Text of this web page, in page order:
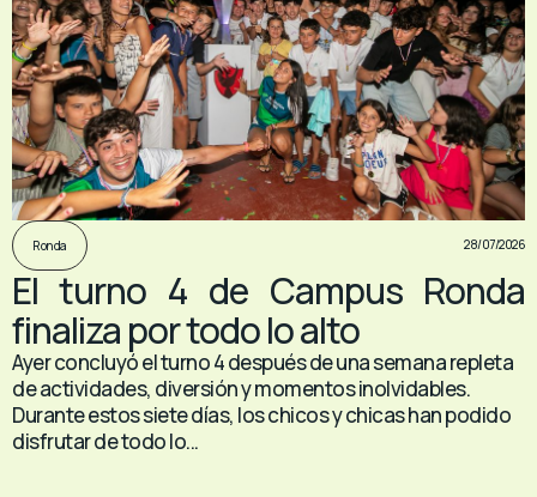
Ronda 28/07/2026
El turno 4 de Campus Ronda
finaliza por todo lo alto
Ayer concluyó el turno 4 después de una semana repleta
de actividades, diversión y momentos inolvidables.
Durante estos siete días, los chicos y chicas han podido
disfrutar de todo lo...